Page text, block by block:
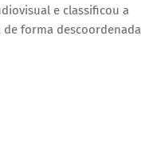
e classificou a
de forma